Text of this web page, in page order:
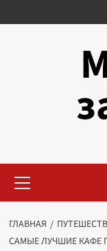
к
меню
ГЛАВНАЯ
САМЫЕ ЛУЧШИЕ КАФЕ